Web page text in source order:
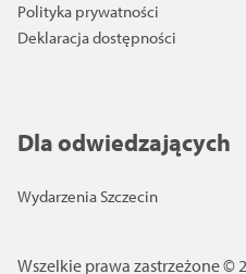
Polityka prywatności
Deklaracja dostępności
Dla odwiedzających
Wydarzenia Szczecin
Wszelkie prawa zastrzeżone ©